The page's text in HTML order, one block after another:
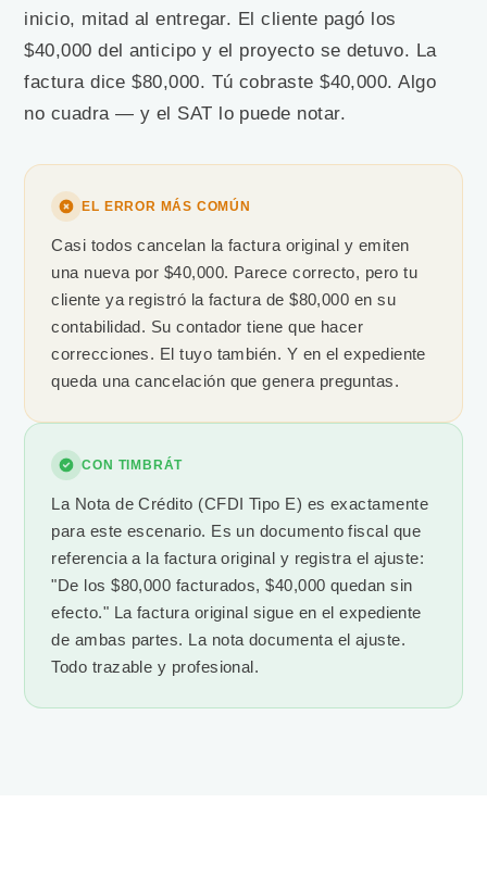
inicio, mitad al entregar. El cliente pagó los
$40,000 del anticipo y el proyecto se detuvo. La
factura dice $80,000. Tú cobraste $40,000. Algo
no cuadra — y el SAT lo puede notar.
EL ERROR MÁS COMÚN
Casi todos cancelan la factura original y emiten
una nueva por $40,000. Parece correcto, pero tu
cliente ya registró la factura de $80,000 en su
contabilidad. Su contador tiene que hacer
correcciones. El tuyo también. Y en el expediente
queda una cancelación que genera preguntas.
CON TIMBRÁT
La Nota de Crédito (CFDI Tipo E) es exactamente
para este escenario. Es un documento fiscal que
referencia a la factura original y registra el ajuste:
"De los $80,000 facturados, $40,000 quedan sin
efecto." La factura original sigue en el expediente
de ambas partes. La nota documenta el ajuste.
Todo trazable y profesional.